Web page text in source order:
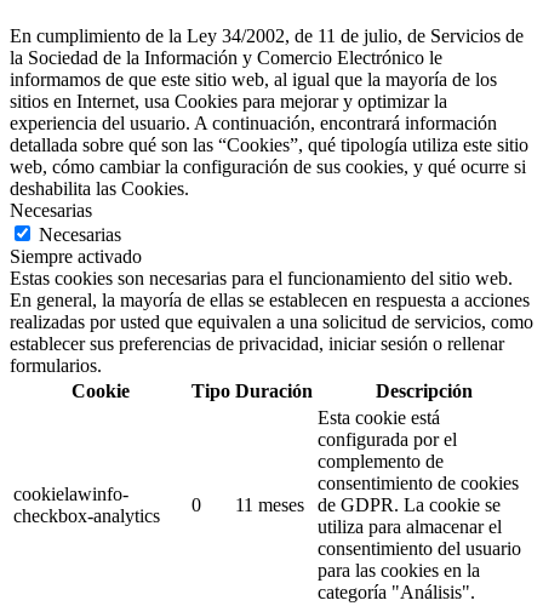
En cumplimiento de la Ley 34/2002, de 11 de julio, de Servicios de
la Sociedad de la Información y Comercio Electrónico le
informamos de que este sitio web, al igual que la mayoría de los
sitios en Internet, usa Cookies para mejorar y optimizar la
experiencia del usuario. A continuación, encontrará información
detallada sobre qué son las “Cookies”, qué tipología utiliza este sitio
web, cómo cambiar la configuración de sus cookies, y qué ocurre si
deshabilita las Cookies.
Necesarias
Necesarias
Siempre activado
Estas cookies son necesarias para el funcionamiento del sitio web.
En general, la mayoría de ellas se establecen en respuesta a acciones
realizadas por usted que equivalen a una solicitud de servicios, como
establecer sus preferencias de privacidad, iniciar sesión o rellenar
formularios.
Cookie
Tipo Duración Descripción
cookielawinfo-
checkbox-analytics
0 11 meses
Esta cookie está
configurada por el
complemento de
consentimiento de cookies
de GDPR. La cookie se
utiliza para almacenar el
consentimiento del usuario
para las cookies en la
categoría "Análisis".